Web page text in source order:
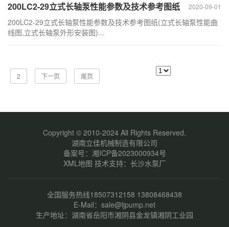
2020-09-01
200LC2-29立式长轴泵性能参数及技术参考图纸
200LC2-29立式长轴泵性能参数及技术参考图纸(立式长轴泵性能曲
线图,立式长轴泵外形安装图)...
2 下一页 尾页
Copyright © 2010-2024 All Rights Reserved.
湖南立佳机械制造有限公司
备案号： 湘ICP备2023000934号
XML地图 技术支持： 长沙水泵厂
全国服务热线18507312158 13808468438
E-Mail：sale@ljpump.net
生产地址：湖南省岳阳市湘阴县金龙镇湘阴工业园